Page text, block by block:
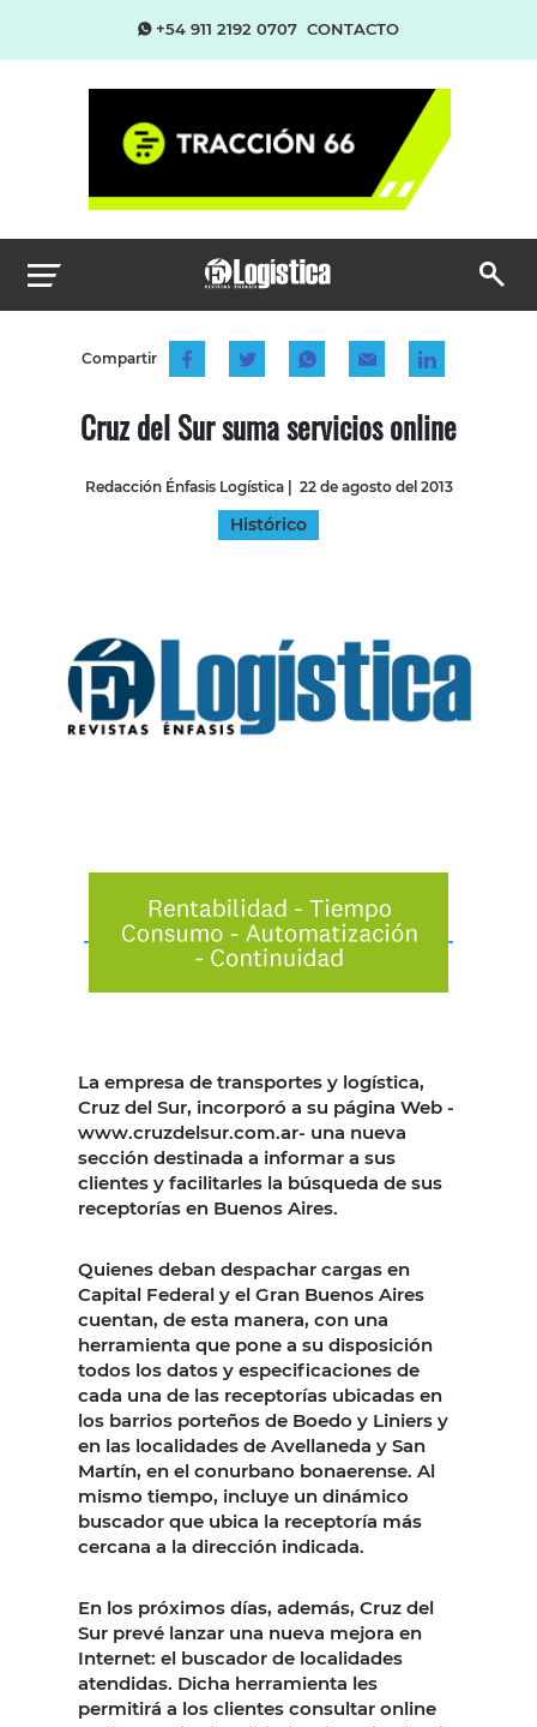
+54 911 2192 0707 CONTACTO
Compartir
Cruz del Sur suma servicios online
Redacción Énfasis Logística| 22 de agosto del 2013
Histórico
La empresa de transportes y logística,
Cruz del Sur, incorporó a su página Web -
www.cruzdelsur.com.ar- una nueva
sección destinada a informar a sus
clientes y facilitarles la búsqueda de sus
receptorías en Buenos Aires.
Quienes deban despachar cargas en
Capital Federal y el Gran Buenos Aires
cuentan, de esta manera, con una
herramienta que pone a su disposición
todos los datos y especificaciones de
cada una de las receptorías ubicadas en
los barrios porteños de Boedo y Liniers y
en las localidades de Avellaneda y San
Martín, en el conurbano bonaerense. Al
mismo tiempo, incluye un dinámico
buscador que ubica la receptoría más
cercana a la dirección indicada.
En los próximos días, además, Cruz del
Sur prevé lanzar una nueva mejora en
Internet: el buscador de localidades
atendidas. Dicha herramienta les
permitirá a los clientes consultar online